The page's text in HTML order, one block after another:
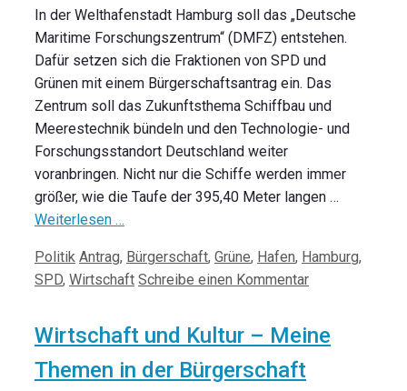
In der Welthafenstadt Hamburg soll das „Deutsche
Maritime Forschungszentrum“ (DMFZ) entstehen.
Dafür setzen sich die Fraktionen von SPD und
Grünen mit einem Bürgerschaftsantrag ein. Das
Zentrum soll das Zukunftsthema Schiffbau und
Meerestechnik bündeln und den Technologie- und
Forschungsstandort Deutschland weiter
voranbringen. Nicht nur die Schiffe werden immer
größer, wie die Taufe der 395,40 Meter langen …
Weiterlesen …
Kategorien
Politik Schlagwörter
Antrag, Bürgerschaft, Grüne, Hafen, Hamburg,
SPD, Wirtschaft Schreibe einen Kommentar
Wirtschaft und Kultur – Meine
Themen in der Bürgerschaft